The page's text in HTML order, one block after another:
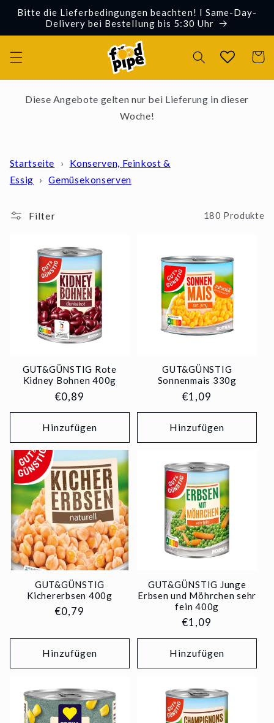
zum
Inhalt
Bitte die Lieferbedingungen beachten! I Same-Day-
Delivery bei Bestellung bis 5:30 Uhr
Diese Angebote gelten nur bei Lieferung in dieser
Woche!
Startseite ›
Konserven, Feinkost &
Essig › Gemüsekonserven
Filter 180 Produkte
GUT&GÜNSTIG Rote
Kidney Bohnen 400g
Normaler
Preis
€0,89
Hinzufügen
GUT&GÜNSTIG
Sonnenmais 330g
Normaler
Preis
€1,09
Hinzufügen
GUT&GÜNSTIG
Kichererbsen 400g
Normaler
€0,79
Hinzufügen
GUT&GÜNSTIG Junge
Erbsen und Möhrchen sehr
fein 400g
Normaler
Preis
€1,09
Hinzufügen